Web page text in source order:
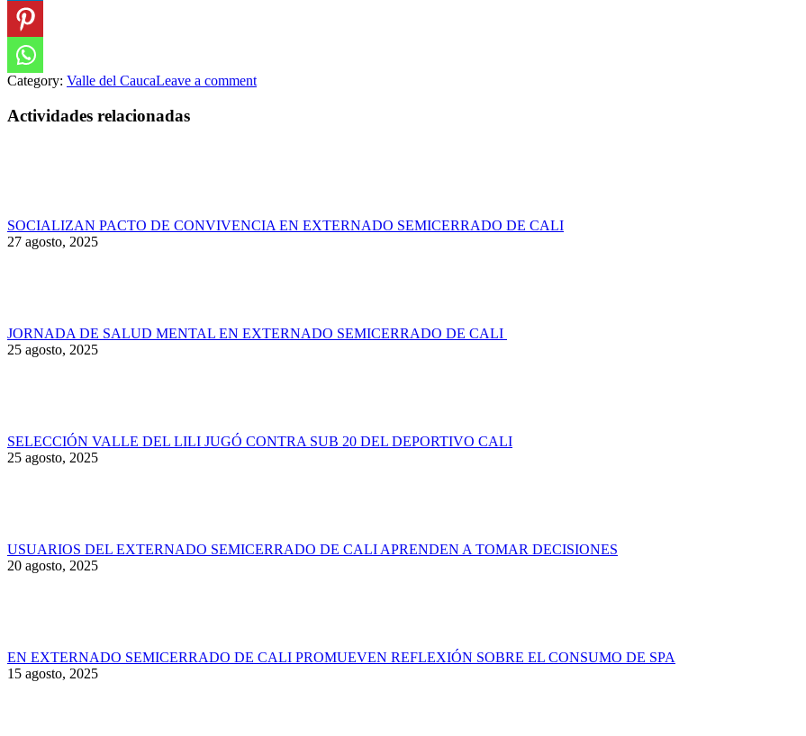
Category: Valle del CaucaLeave a comment
Actividades relacionadas
SOCIALIZAN PACTO DE CONVIVENCIA EN EXTERNADO SEMICERRADO DE CALI
27 agosto, 2025
JORNADA DE SALUD MENTAL EN EXTERNADO SEMICERRADO DE CALI
25 agosto, 2025
SELECCIÓN VALLE DEL LILI JUGÓ CONTRA SUB 20 DEL DEPORTIVO CALI
25 agosto, 2025
USUARIOS DEL EXTERNADO SEMICERRADO DE CALI APRENDEN A TOMAR DECISIONES
20 agosto, 2025
EN EXTERNADO SEMICERRADO DE CALI PROMUEVEN REFLEXIÓN SOBRE EL CONSUMO DE SPA
15 agosto, 2025